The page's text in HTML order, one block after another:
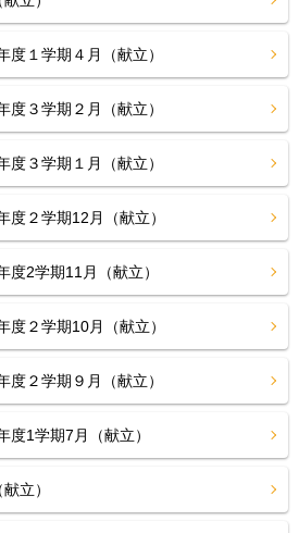
１学期４月（献立）
３学期２月（献立）
３学期１月（献立）
度２学期12月（献立）
度2学期11月（献立）
度２学期10月（献立）
２学期９月（献立）
度1学期7月（献立）
立）